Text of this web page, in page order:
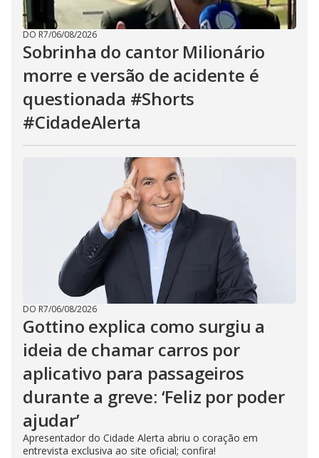
DO R7/06/08/2026
Sobrinha do cantor Milionário
morre e versão de acidente é
questionada #Shorts
#CidadeAlerta
DO R7/06/08/2026
Gottino explica como surgiu a
ideia de chamar carros por
aplicativo para passageiros
durante a greve: ‘Feliz por poder
ajudar’
Apresentador do Cidade Alerta abriu o coração em
entrevista exclusiva ao site oficial; confira!